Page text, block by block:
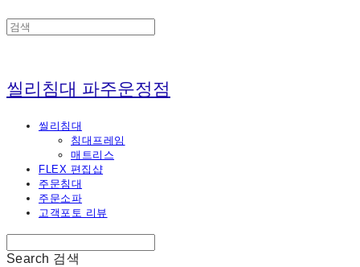
씰리침대 파주운정점
씰리침대
침대프레임
매트리스
FLEX 편집샵
주문침대
주문소파
고객포토 리뷰
Search 검색